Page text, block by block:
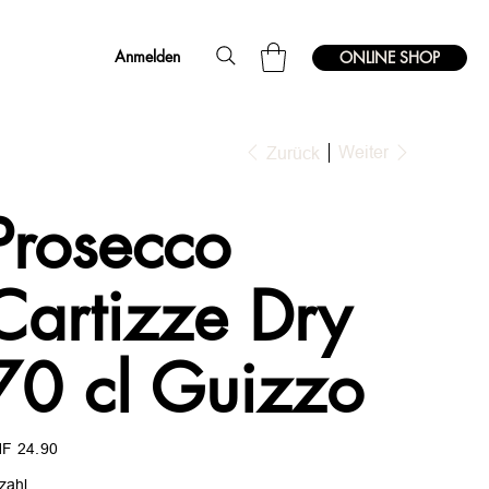
Anmelden ONLINE SHOP
Zurück Weiter
Dry
cl Guizzo
24.90